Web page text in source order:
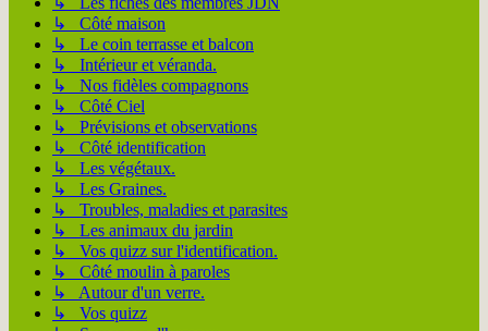
↳ Côté maison
↳ Le coin terrasse et balcon
↳ Intérieur et véranda.
↳ Nos fidèles compagnons
↳ Côté Ciel
↳ Prévisions et observations
↳ Côté identification
↳ Les végétaux.
↳ Les Graines.
↳ Troubles, maladies et parasites
↳ Les animaux du jardin
↳ Vos quizz sur l'identification.
↳ Côté moulin à paroles
↳ Autour d'un verre.
↳ Vos quizz